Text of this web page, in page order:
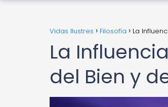
Vidas Ilustres Filosofía La
La
del Bien y